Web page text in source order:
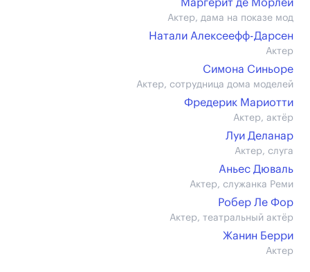
Маргерит де Морлей
Актер, дама на показе мод
Натали Алексеефф-Дарсен
Актер
Симона Синьоре
Актер, сотрудница дома моделей
Фредерик Мариотти
Актер, актёр
Луи Деланар
Актер, слуга
Аньес Дюваль
Актер, служанка Реми
Робер Ле Фор
Актер, театральный актёр
Жанин Берри
Актер